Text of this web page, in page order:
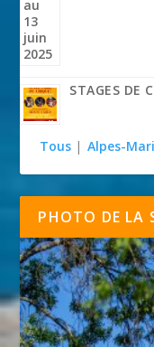
STAGES DE
Tous | Alpes-
PHOTO DE LA